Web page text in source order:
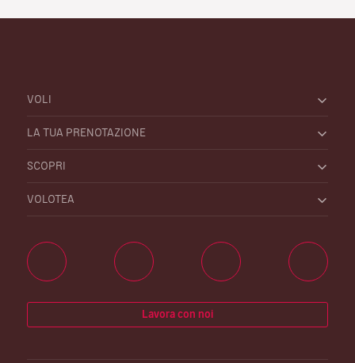
VOLI
LA TUA PRENOTAZIONE
SCOPRI
VOLOTEA
Lavora con noi